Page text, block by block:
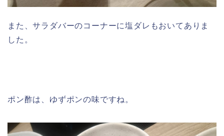
また、サラダバーのコーナーに塩ダレもおいてありま
した。
ポン酢は、ゆずポンの味ですね。